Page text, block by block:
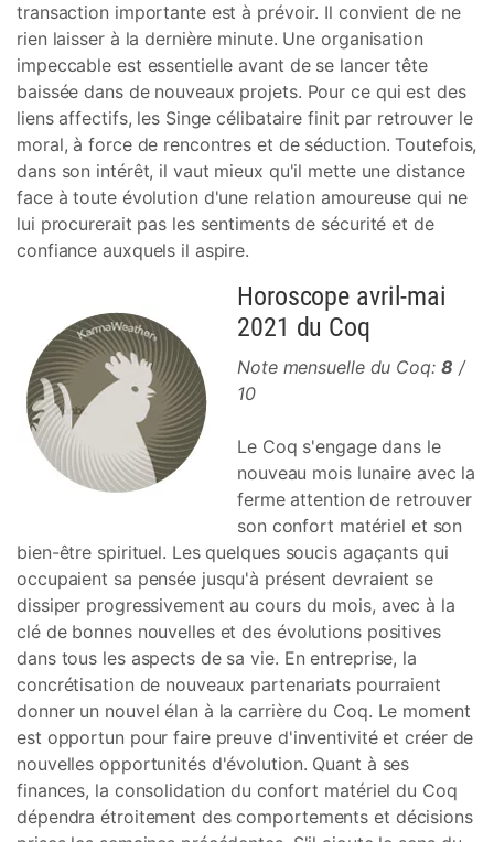
transaction importante est à prévoir. Il convient de ne
rien laisser à la dernière minute. Une organisation
impeccable est essentielle avant de se lancer tête
baissée dans de nouveaux projets. Pour ce qui est des
liens affectifs, les Singe célibataire finit par retrouver le
moral, à force de rencontres et de séduction. Toutefois,
dans son intérêt, il vaut mieux qu'il mette une distance
face à toute évolution d'une relation amoureuse qui ne
lui procurerait pas les sentiments de sécurité et de
confiance auxquels il aspire.
Horoscope avril-mai
2021 du Coq
Note mensuelle du Coq: 8 /
10
Le Coq s'engage dans le
nouveau mois lunaire avec la
ferme attention de retrouver
son confort matériel et son
bien-être spirituel. Les quelques soucis agaçants qui
occupaient sa pensée jusqu'à présent devraient se
dissiper progressivement au cours du mois, avec à la
clé de bonnes nouvelles et des évolutions positives
dans tous les aspects de sa vie. En entreprise, la
concrétisation de nouveaux partenariats pourraient
donner un nouvel élan à la carrière du Coq. Le moment
est opportun pour faire preuve d'inventivité et créer de
nouvelles opportunités d'évolution. Quant à ses
finances, la consolidation du confort matériel du Coq
dépendra étroitement des comportements et décisions